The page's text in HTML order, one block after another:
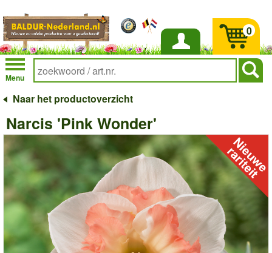
Inloggen
Menu
0
Naar het productoverzicht
Narcis 'Pink Wonder'